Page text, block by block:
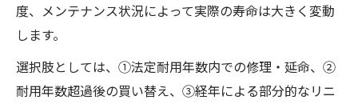
度、メンテナンス状況によって実際の寿命は大きく変動
します。
選択肢としては、①法定耐用年数内での修理・延命、②
耐用年数超過後の買い替え、③経年による部分的なリニ